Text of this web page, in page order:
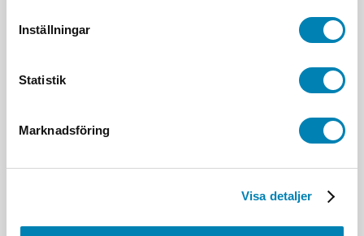
Inställningar
Statistik
Marknadsföring
Visa detaljer